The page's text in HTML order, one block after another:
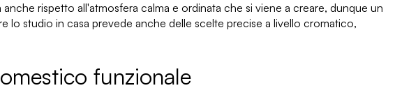
anche rispetto all'atmosfera calma e ordinata che si viene a creare, dunque un
lo studio in casa prevede anche delle scelte precise a livello cromatico,
funzionale